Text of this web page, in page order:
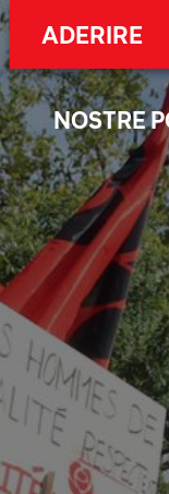
NOSTRE
ADERIRE